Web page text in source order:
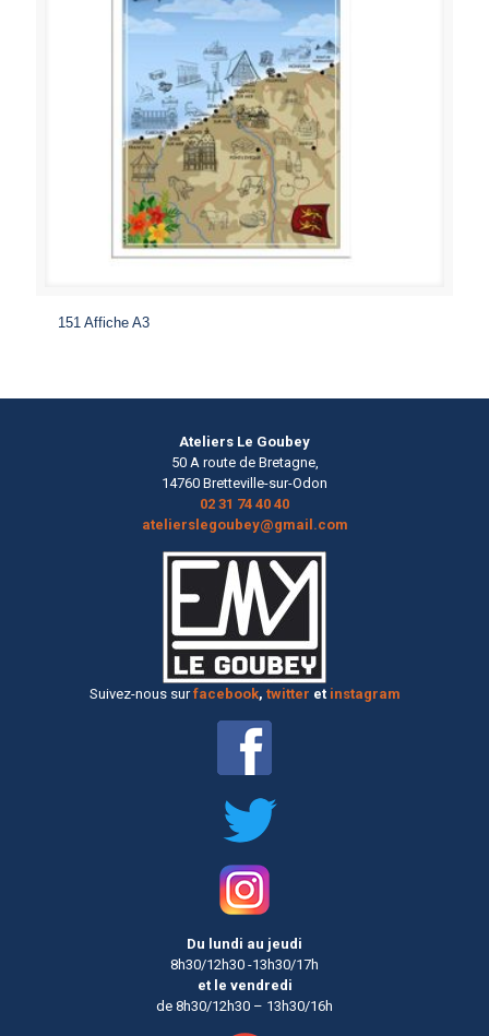
151 Affiche A3
Ateliers Le Goubey
50 A route de Bretagne,
14760 Bretteville-sur-Odon
02 31 74 40 40
atelierslegoubey@gmail.com
Suivez-nous surfacebook, twitter et instagram
Du lundi au jeudi
8h30/12h30 -13h30/17h
et le vendredi
de 8h30/12h30 – 13h30/16h